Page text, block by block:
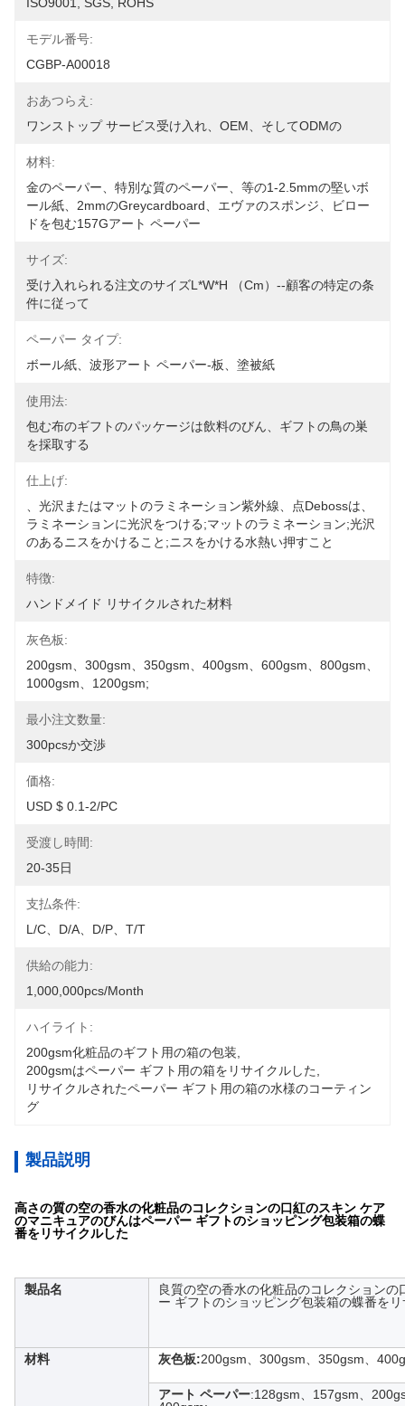
モデル番号:
CGBP-A00018
おあつらえ:
ワンストップ サービス受け入れ、OEM、そしてODMの
材料:
金のペーパー、特別な質のペーパー、等の1-2.5mmの堅いボ
ール紙、2mmのgreycardboard、エヴァのスポンジ、ビロー
ドを包む157Gアート ペーパー
サイズ:
受け入れられる注文のサイズL*W*H （cm）--顧客の特定の条
件に従って
ペーパー タイプ:
ボール紙、波形アート ペーパー-板、塗被紙
使用法:
包む布のギフトのパッケージは飲料のびん、ギフトの鳥の巣
を採取する
仕上げ:
、光沢またはマットのラミネーション紫外線、点Debossは、
ラミネーションに光沢をつける;マットのラミネーション;光沢
のあるニスをかけること;ニスをかける水熱い押すこと
特徴:
ハンドメイド リサイクルされた材料
灰色板:
200gsm、300gsm、350gsm、400gsm、600gsm、800gsm、
1000gsm、1200gsm;
最小注文数量:
300pcsか交渉
価格:
USD $ 0.1-2/PC
受渡し時間:
20-35日
支払条件:
L/C、D/A、D/P、T/T
供給の能力:
1,000,000pcs/month
ハイライト:
200gsm化粧品のギフト用の箱の包装
200gsmはペーパー ギフト用の箱をリサイクルした
リサイクルされたペーパー ギフト用の箱の水様のコーティン
グ
製品説明
高さの質の空の香水の化粧品のコレクションの口紅のスキン ケア
のマニキュアのびんはペーパー ギフトのショッピング包装箱の蝶
番をリサイクルした
製品名
良質の空の香水の化粧品のコレクション
ー ギフトのショッピング包装箱の蝶番を
材料 灰色板:200gsm、300gsm、350gsm、
アート ペーパー:128gsm、157gsm、